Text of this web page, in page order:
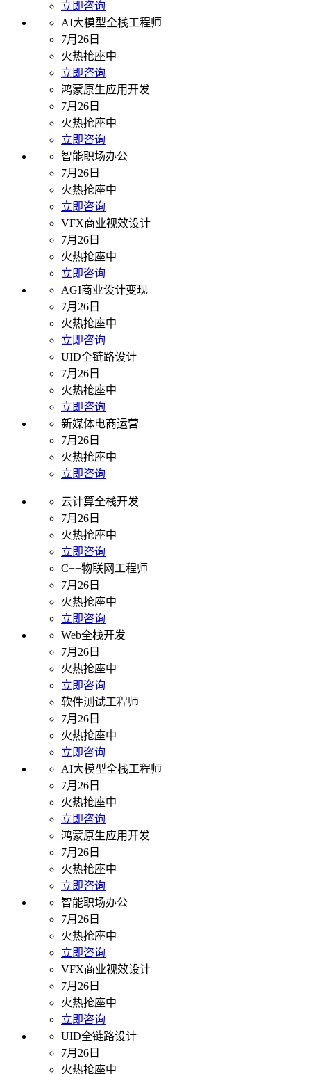
立即咨询
AI大模型全栈工程师
7月26日
火热抢座中
立即咨询
鸿蒙原生应用开发
7月26日
火热抢座中
立即咨询
智能职场办公
7月26日
火热抢座中
立即咨询
VFX商业视效设计
7月26日
火热抢座中
立即咨询
AGI商业设计变现
7月26日
火热抢座中
立即咨询
UID全链路设计
7月26日
火热抢座中
立即咨询
新媒体电商运营
7月26日
火热抢座中
立即咨询
云计算全栈开发
7月26日
火热抢座中
立即咨询
C++物联网工程师
7月26日
火热抢座中
立即咨询
Web全栈开发
7月26日
火热抢座中
立即咨询
软件测试工程师
7月26日
火热抢座中
立即咨询
AI大模型全栈工程师
7月26日
火热抢座中
立即咨询
鸿蒙原生应用开发
7月26日
火热抢座中
立即咨询
智能职场办公
7月26日
火热抢座中
立即咨询
VFX商业视效设计
7月26日
火热抢座中
立即咨询
UID全链路设计
7月26日
火热抢座中